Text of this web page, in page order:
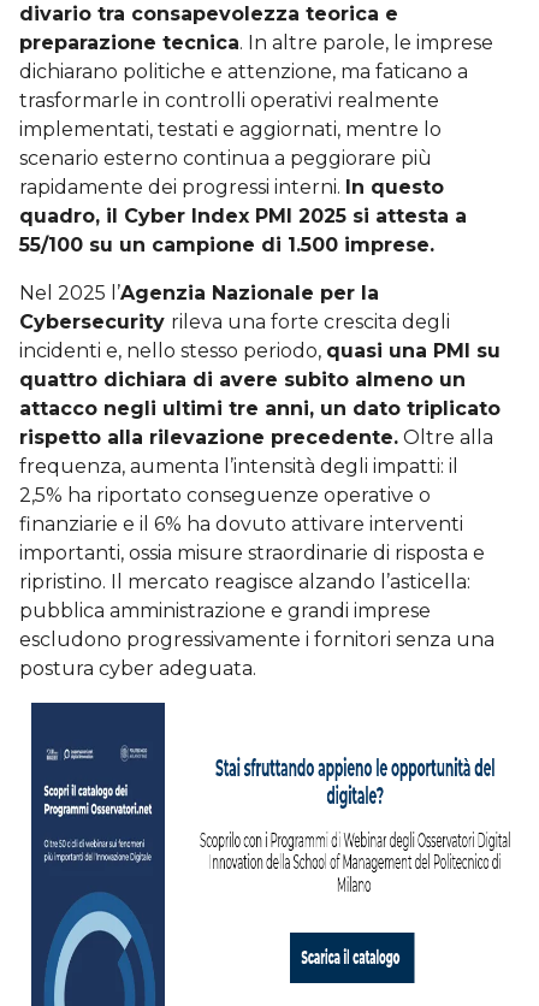
divario tra consapevolezza teorica e
preparazione tecnica. In altre parole, le imprese
dichiarano politiche e attenzione, ma faticano a
trasformarle in controlli operativi realmente
implementati, testati e aggiornati, mentre lo
scenario esterno continua a peggiorare più
rapidamente dei progressi interni. In questo
quadro, il Cyber Index PMI 2025 si attesta a
55/100 su un campione di 1.500 imprese.
Nel 2025 l’Agenzia Nazionale per la
Cybersecurity rileva una forte crescita degli
incidenti e, nello stesso periodo, quasi una PMI su
quattro dichiara di avere subito almeno un
attacco negli ultimi tre anni, un dato triplicato
rispetto alla rilevazione precedente. Oltre alla
frequenza, aumenta l’intensità degli impatti: il
2,5% ha riportato conseguenze operative o
finanziarie e il 6% ha dovuto attivare interventi
importanti, ossia misure straordinarie di risposta e
ripristino. Il mercato reagisce alzando l’asticella:
pubblica amministrazione e grandi imprese
escludono progressivamente i fornitori senza una
postura cyber adeguata.